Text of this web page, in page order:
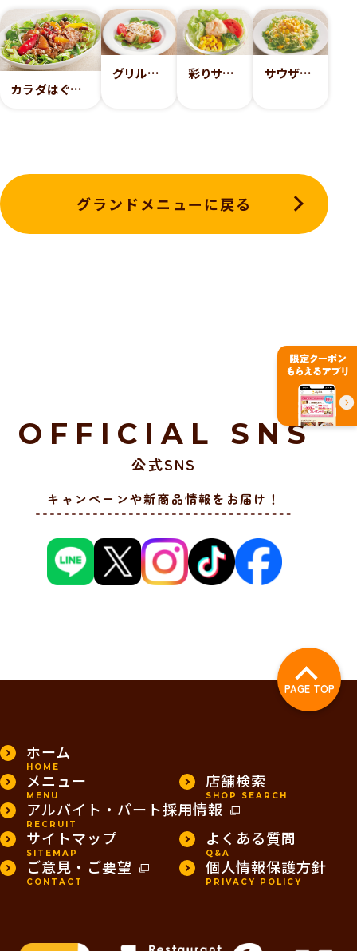
カラダはぐくむ！薄切りビーフとミックスビーンズのパワーサラダ
グリルチキンの冷製 彩りサラダ サウザンサラダ
グランドメニューに戻る
OFFICIAL SNS
公式SNS
キャンペーンや新商品情報をお届け！
PAGE TOP
ホーム
HOME
メニュー
MENU
店舗検索
SHOP SEARCH
アルバイト・パート採用情報
RECRUIT
サイトマップ
SITEMAP
よくある質問
Q&A
ご意見・ご要望
CONTACT
個人情報保護方針
PRIVACY POLICY